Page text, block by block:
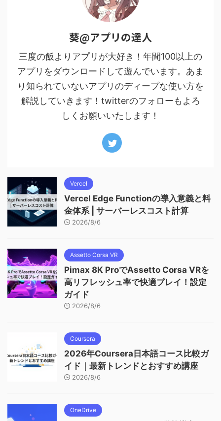
葵@アプリの達人
三度の飯よりアプリが大好き！年間100以上の
アプリをダウンロードして遊んでいます。あま
り知られていないアプリのディープな使い方を
解説していきます！twitterのフォローもよろ
しくお願いいたします！
Vercel
Vercel Edge Functionの導入意義と料
金体系 | サーバーレスコスト計算
2026/8/6
Assetto Corsa VR
Pimax 8K ProでAssetto Corsa VRを
高リフレッシュ率で快適プレイ！設定
ガイド
2026/8/6
Coursera
2026年Coursera日本語コース比較ガ
イド｜最新トレンドとおすすめ講座
2026/8/6
OneDrive